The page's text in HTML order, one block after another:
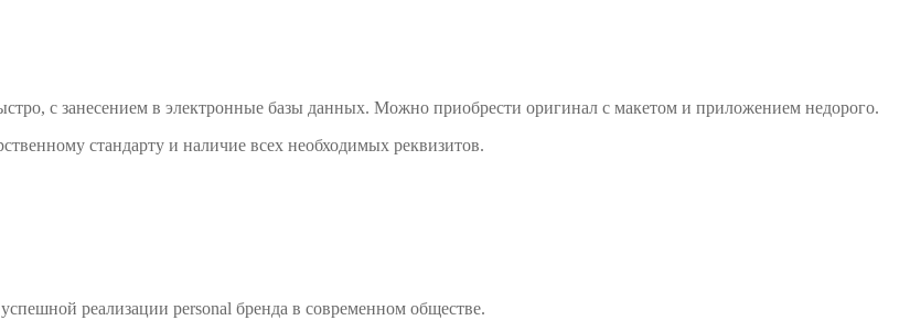
с занесением в электронные базы данных. Можно приобрести оригинал с макетом и приложением недорого.
стандарту и наличие всех необходимых реквизитов.
реализации personal бренда в современном обществе.